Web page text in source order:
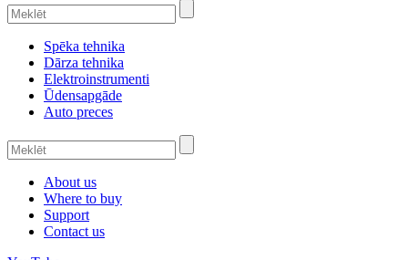
Spēka tehnika
Dārza tehnika
Elektroinstrumenti
Ūdensapgāde
Auto preces
About us
Where to buy
Support
Contact us